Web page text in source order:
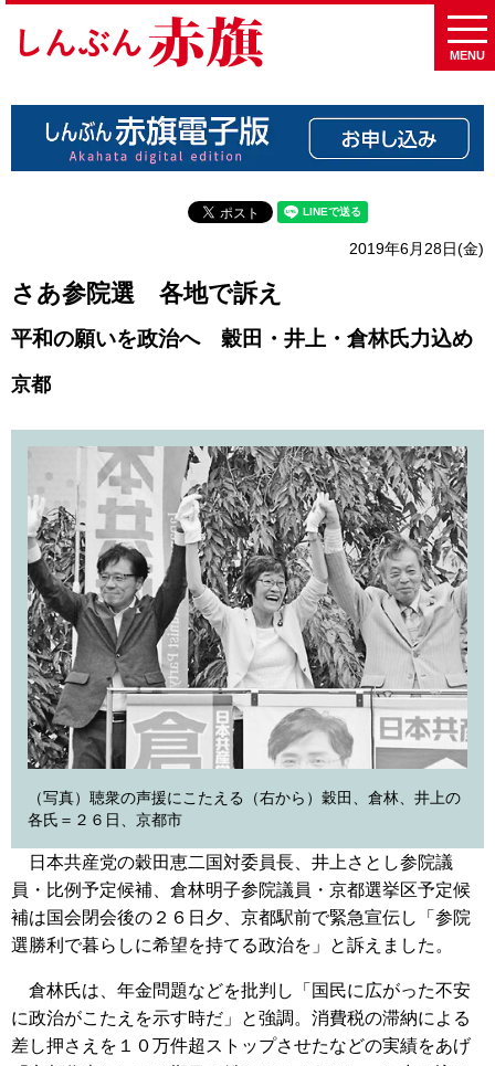
MENU
2019年6月28日(金)
さあ参院選 各地で訴え
平和の願いを政治へ 穀田・井上・倉林氏力込め
京都
（写真）聴衆の声援にこたえる（右から）穀田、倉林、井上の
各氏＝２６日、京都市
日本共産党の穀田恵二国対委員長、井上さとし参院議
員・比例予定候補、倉林明子参院議員・京都選挙区予定候
補は国会閉会後の２６日夕、京都駅前で緊急宣伝し「参院
選勝利で暮らしに希望を持てる政治を」と訴えました。
倉林氏は、年金問題などを批判し「国民に広がった不安
に政治がこたえを示す時だ」と強調。消費税の滞納による
差し押さえを１０万件超ストップさせたなどの実績をあげ